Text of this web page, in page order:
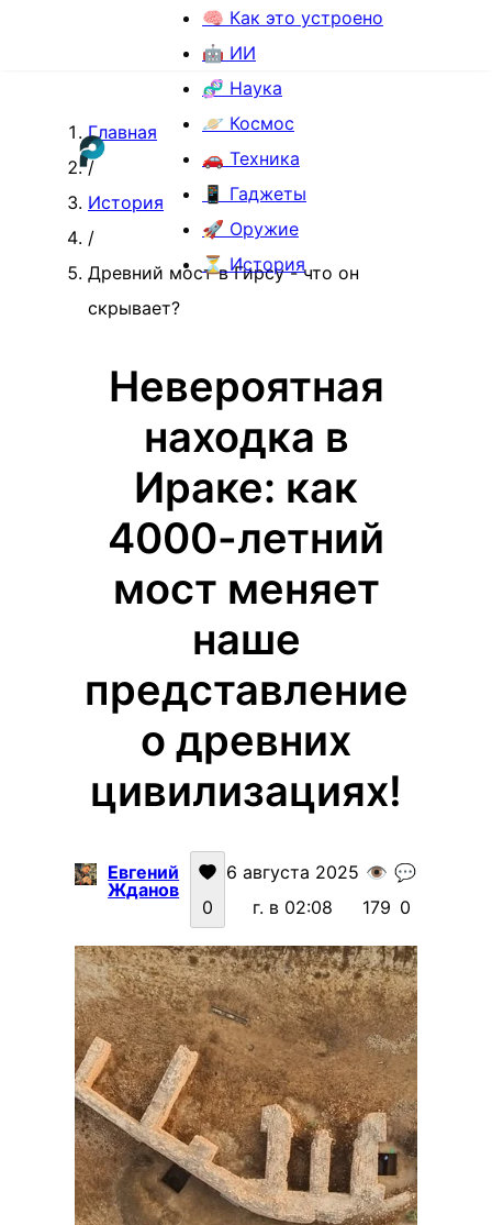
🧠 Как это устроено
🤖 ИИ
🧬 Наука
🪐 Космос
🚗 Техника
📱 Гаджеты
🚀 Оружие
⏳ История
Главная
/
История
/
Древний мост в Гирсу - что он
скрывает?
Невероятная
находка в
Ираке: как
4000-летний
мост меняет
наше
представление
о древних
цивилизациях!
Евгений
Жданов
0
6 августа 2025
г. в 02:08
👁️
179
💬
0